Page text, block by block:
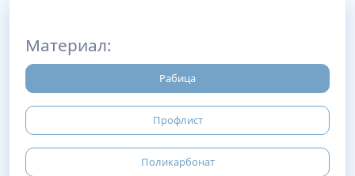
Материал:
Рабица
Профлист
Поликарбонат